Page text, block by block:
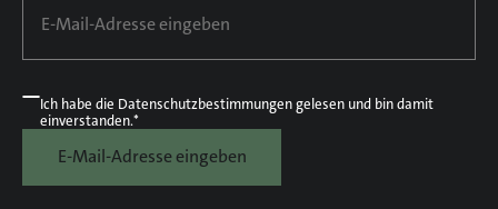
Ich habe die Datenschutzbestimmungengelesen und bin damit
einverstanden.*
E-Mail-Adresse eingeben